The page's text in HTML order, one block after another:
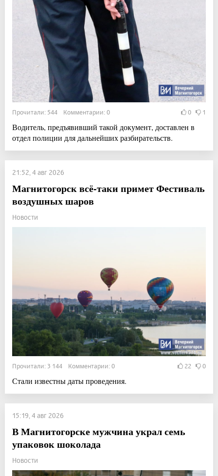
Прочитали: 544 Комментарии: 0 0 1
Водитель, предъявивший такой документ, доставлен в
отдел полиции для дальнейших разбирательств.
21:52, 4 авг 2026
Магнитогорск всё-таки примет Фестиваль
воздушных шаров
Новости
Прочитали: 3 144 Комментарии: 0 22 0
Стали известны даты проведения.
15:19, 4 авг 2026
В Магнитогорске мужчина украл семь
упаковок шоколада
Новости